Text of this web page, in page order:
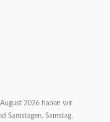
2026 haben wir
Samstagen. Samstag,